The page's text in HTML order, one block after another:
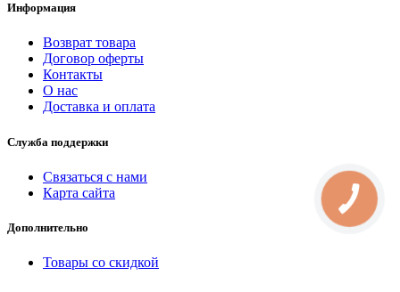
Информация
Возврат товара
Договор оферты
Контакты
О нас
Доставка и оплата
Служба поддержки
Связаться с нами
Карта сайта
Дополнительно
Товары со скидкой
КНОПКА
СВЯЗИ